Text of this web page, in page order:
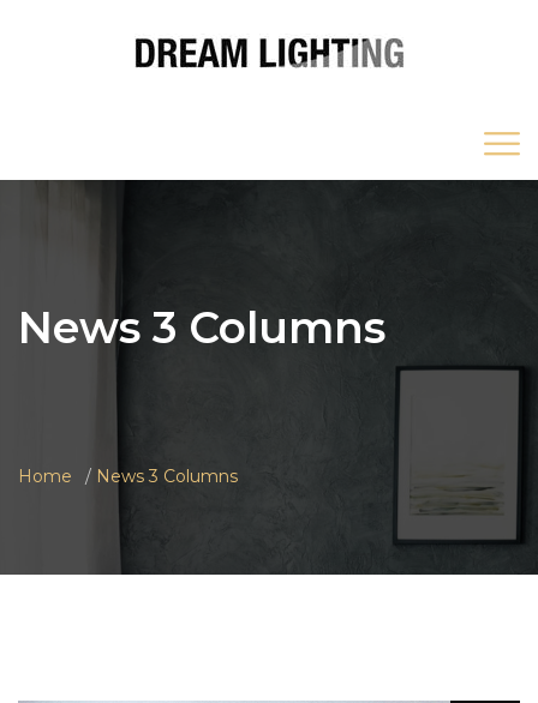
News 3 Columns
Home News 3 Columns